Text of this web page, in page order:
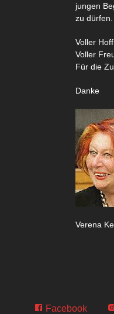
jungen
zu dürfen.
Voller
Voller
Für die
Danke
Verena
Facebook